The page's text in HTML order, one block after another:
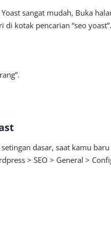
Yoast sangat mudah, Buka
di kotak pencarian “seo yoast”.
dasar, saat kamu
> SEO > General >